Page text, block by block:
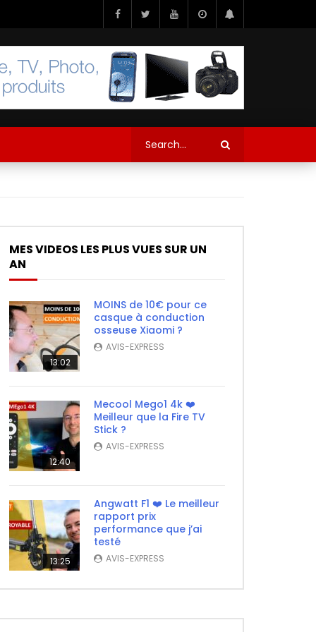
MES VIDEOS LES PLUS VUES SUR UN
AN
13:02
MOINS de 10€ pour ce
casque à conduction
osseuse Xiaomi ?
AVIS-EXPRESS
12:40
Mecool Mego1 4k ❤️
Meilleur que la Fire TV
Stick ?
AVIS-EXPRESS
13:25
Angwatt F1 ❤️ Le meilleur
rapport prix
performance que j’ai
testé
AVIS-EXPRESS